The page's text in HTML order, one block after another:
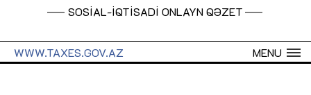
SOSİAL-İQTİSADİ ONLAYN QƏZET
MENU
WWW.TAXES.GOV.AZ